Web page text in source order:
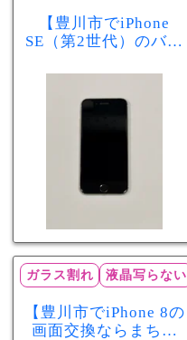
【豊川市でiPhone
SE（第2世代）のバッ
スマ豊川店】電池の
減りが早い症状も当
ガラス割れ 液晶写らない
【豊川市でiPhone 8の
画面交換ならまちス